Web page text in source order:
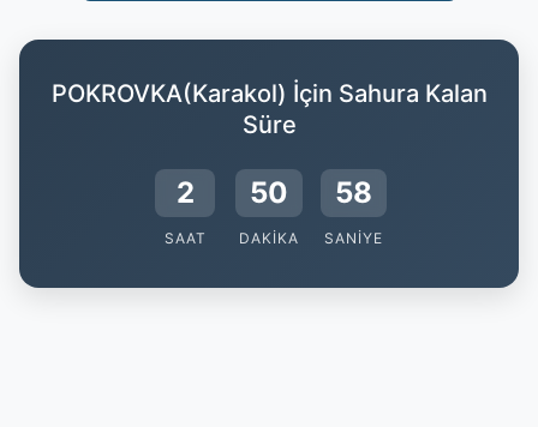
POKROVKA(Karakol) İçin Sahura Kalan
Süre
2
SAAT
50
DAKIKA
57
SANIYE